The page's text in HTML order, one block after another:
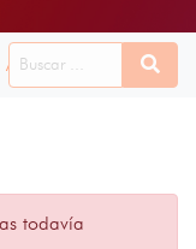
15 JUNIO 2024
todavía